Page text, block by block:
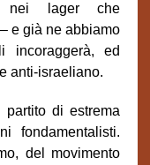
nei lager che
e già ne abbiamo
incoraggerà, ed
anti-israeliano.
di estrema
fondamentalisti.
del movimento